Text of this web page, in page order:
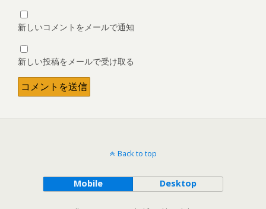
新しいコメントをメールで通知
新しい投稿をメールで受け取る
Back to top
Mobile Desktop